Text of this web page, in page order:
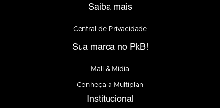
Saiba mais
Central de Privacidade
Sua marca no PkB!
Mall & Mídia
Conheça a Multiplan
Institucional